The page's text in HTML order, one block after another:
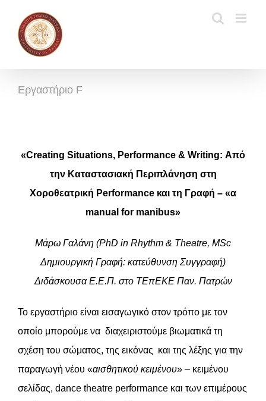
περιεχόμενο
Εργαστήριο F
«Creating Situations, Performance & Writing: Από
την Καταστασιακή Περιπλάνηση στη
Χοροθεατρική Performance και τη Γραφή – «α
manual for manibus»
Μάρω Γαλάνη (PhD in Rhythm & Theatre, MSc
Δημιουργική Γραφή: κατεύθυνση Συγγραφή)
Διδάσκουσα Ε.Ε.Π. στο ΤΕπΕΚΕ Παν. Πατρών
Το εργαστήριο είναι εισαγωγικό στον τρόπο με τον
οποίο μπορούμε να διαχειριστούμε βιωματικά τη
σχέση του σώματος, της εικόνας και της λέξης για την
παραγωγή νέου «αισθητικού κειμένου» – κειμένου
σελίδας, dance theatre performance και των επιμέρους